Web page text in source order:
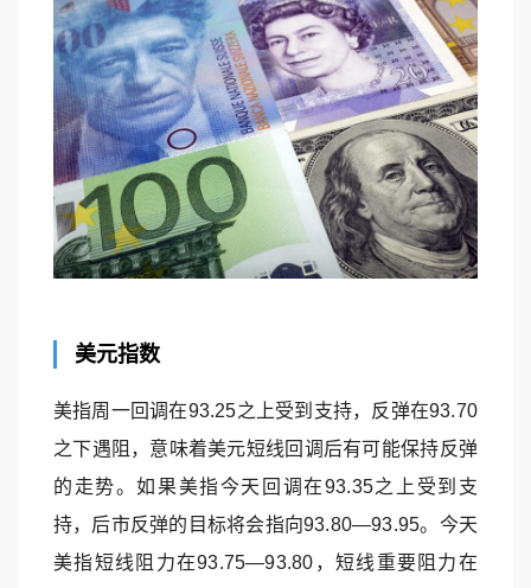
美元指数
美指周一回调在93.25之上受到支持，反弹在93.70
之下遇阻，意味着美元短线回调后有可能保持反弹
的走势。如果美指今天回调在93.35之上受到支
持，后市反弹的目标将会指向93.80—93.95。今天
美指短线阻力在93.75—93.80，短线重要阻力在